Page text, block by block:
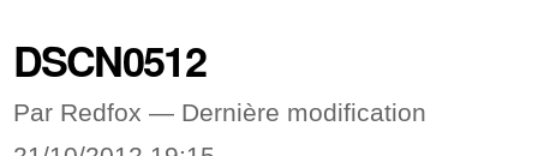
DSCN0512
Par Redfox — Dernière modification